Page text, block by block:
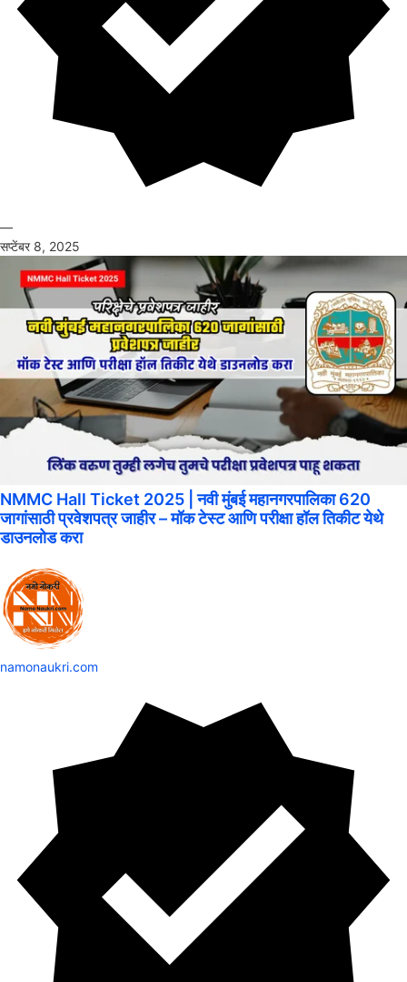
—
सप्टेंबर 8, 2025
NMMC Hall Ticket 2025 | नवी मुंबई महानगरपालिका 620
जागांसाठी प्रवेशपत्र जाहीर – मॉक टेस्ट आणि परीक्षा हॉल तिकीट येथे
डाउनलोड करा
namonaukri.com